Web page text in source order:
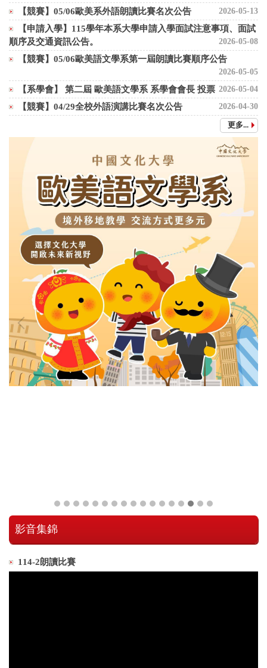
【競賽】05/06歐美系外語朗讀比賽名次公告 2026-05-13
【申請入學】115學年本系大學申請入學面試注意事項、面試
順序及交通資訊公告。
2026-05-08
【競賽】05/06歐美語文學系第一屆朗讀比賽順序公告
2026-05-05
【系學會】 第二屆 歐美語文學系 系學會會長 投票 2026-05-04
【競賽】04/29全校外語演講比賽名次公告 2026-04-30
更多...
影音集錦
114-2朗讀比賽